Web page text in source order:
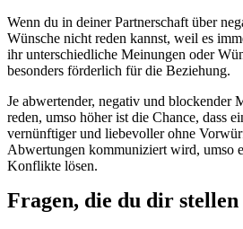
Wenn du in deiner Partnerschaft über
Wünsche nicht reden kannst, weil es
ihr unterschiedliche Meinungen oder
besonders förderlich für die Beziehung.
Je abwertender, negativ und blockender
reden, umso höher ist die Chance, dass
vernünftiger und liebevoller ohne
Abwertungen kommuniziert wird, umso
Konflikte lösen.
Fragen, die du dir stellen